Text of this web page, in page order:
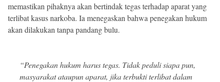
memastikan pihaknya akan bertindak tegas terhadap aparat yang
terlibat kasus narkoba. Ia menegaskan bahwa penegakan hukum
akan dilakukan tanpa pandang bulu.
“Penegakan hukum harus tegas. Tidak peduli siapa pun,
masyarakat ataupun aparat, jika terbukti terlibat dalam